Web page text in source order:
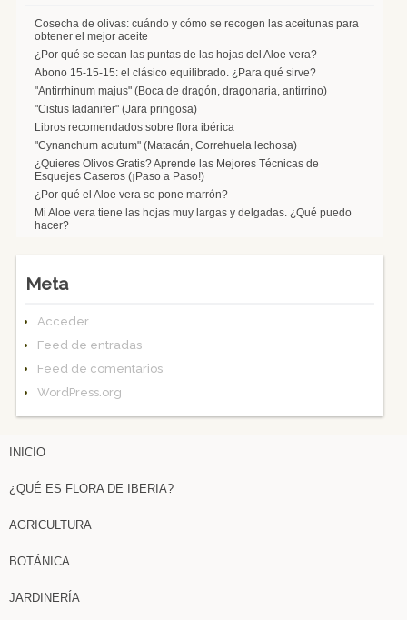
Cosecha de olivas: cuándo y cómo se recogen las aceitunas para
obtener el mejor aceite
¿Por qué se secan las puntas de las hojas del Aloe vera?
Abono 15-15-15: el clásico equilibrado. ¿Para qué sirve?
"Antirrhinum majus" (Boca de dragón, dragonaria, antirrino)
"Cistus ladanifer" (Jara pringosa)
Libros recomendados sobre flora ibérica
"Cynanchum acutum" (Matacán, Correhuela lechosa)
¿Quieres Olivos Gratis? Aprende las Mejores Técnicas de
Esquejes Caseros (¡Paso a Paso!)
¿Por qué el Aloe vera se pone marrón?
Mi Aloe vera tiene las hojas muy largas y delgadas. ¿Qué puedo
hacer?
Meta
Acceder
Feed de entradas
Feed de comentarios
WordPress.org
INICIO
¿QUÉ ES FLORA DE IBERIA?
AGRICULTURA
BOTÁNICA
JARDINERÍA